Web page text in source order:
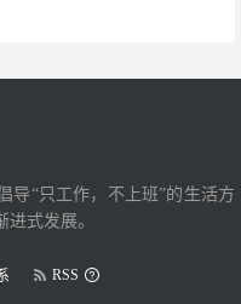
导“只工作，不上班”的生活方
式发展。
RSS